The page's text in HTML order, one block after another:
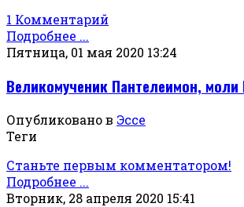
1 Комментарий
Подробнее ...
Пятница, 01 мая 2020 13:24
Великомученик Пантелеимон, моли
Опубликовано в Эссе
Теги
Станьте первым комментатором!
Подробнее ...
Вторник, 28 апреля 2020 15:41